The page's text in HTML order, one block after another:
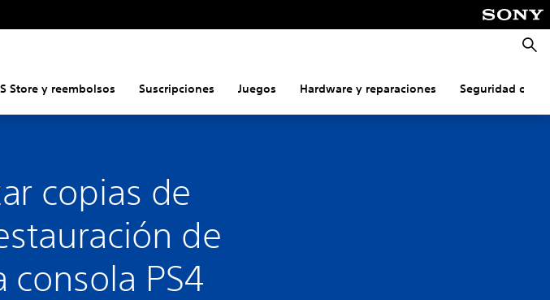
Store y reembolsos Suscripciones Juegos Hardware y reparaciones Seguridad
copias de
de
PS4